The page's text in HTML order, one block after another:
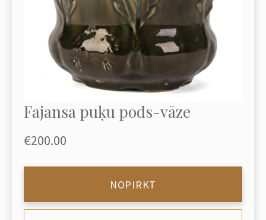
Fajansa puķu pods-vāze
€200.00
NOPIRKT